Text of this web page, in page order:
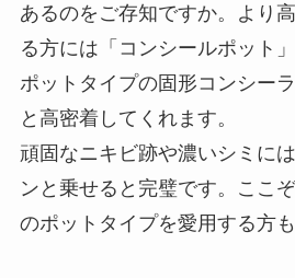
あるのをご存知ですか。より
る方には「コンシールポット
ポットタイプの固形コンシー
と高密着してくれます。
頑固なニキビ跡や濃いシミに
ンと乗せると完璧です。ここ
のポットタイプを愛用する方も